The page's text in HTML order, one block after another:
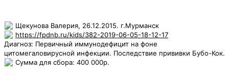
Щекунова Валерия, 26.12.2015. г.Мурманск
https://fpdnb.ru/kids/382-2019-06-05-18-12-17
Диагноз: Первичный иммунодефицит на фоне
цитомегаловирусной инфекции. Последствие прививки Бубо-Кок.
Сумма для сбора: 400 000р.